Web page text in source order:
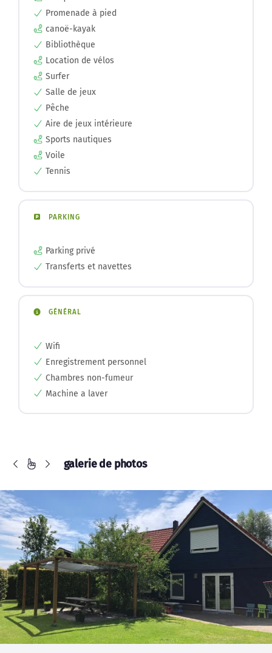
Promenade à pied
canoë-kayak
Bibliothèque
Location de vélos
Surfer
Salle de jeux
Pêche
Aire de jeux intérieure
Sports nautiques
Voile
Tennis
PARKING
Parking privé
Transferts et navettes
GÉNÉRAL
Wifi
Enregistrement personnel
Chambres non-fumeur
Machine a laver
galerie de photos